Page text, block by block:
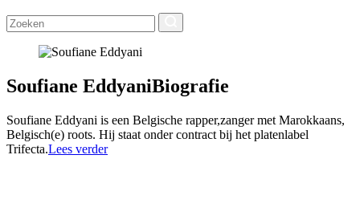
Soufiane EddyaniBiografie
Soufiane Eddyani is een Belgische rapper,zanger met Marokkaans,
Belgisch(e) roots. Hij staat onder contract bij het platenlabel
Trifecta.Lees verder